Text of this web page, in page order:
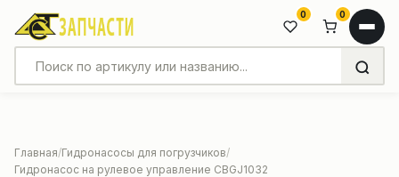
0 0
Главная Гидронасосы для погрузчиков
Гидронасос на рулевое управление CBGJ1032